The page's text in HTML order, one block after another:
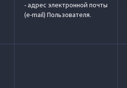
- адрес электронной почты
(e-mail) Пользователя.